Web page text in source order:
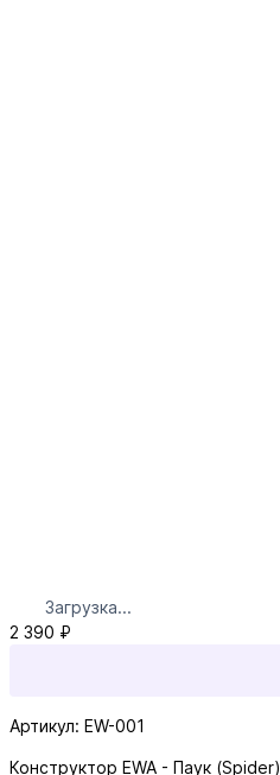
Загрузка...
2 390 ₽
Артикул: EW-001
Конструктор EWA - Паук (Spider)